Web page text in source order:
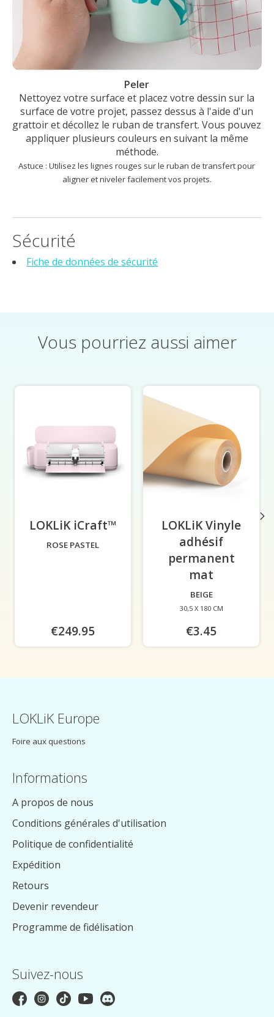
Peler
Nettoyez votre surface et placez votre dessin sur la
surface de votre projet, passez dessus à l'aide d'un
grattoir et décollez le ruban de transfert. Vous pouvez
appliquer plusieurs couleurs en suivant la même
méthode.
Astuce : Utilisez les lignes rouges sur le ruban de transfert pour
aligner et niveler facilement vos projets.
Sécurité
Fiche de données de sécurité
Vous pourriez aussi aimer
LOKLiK iCraft™
ROSE PASTEL
€249.95
LOKLiK Vinyle
adhésif
permanent
mat
BEIGE
30,5 X 180 CM
€3.45
LOKLiK Europe
Foire aux questions
Informations
A propos de nous
Conditions générales d'utilisation
Politique de confidentialité
Expédition
Retours
Devenir revendeur
Programme de fidélisation
Suivez-nous